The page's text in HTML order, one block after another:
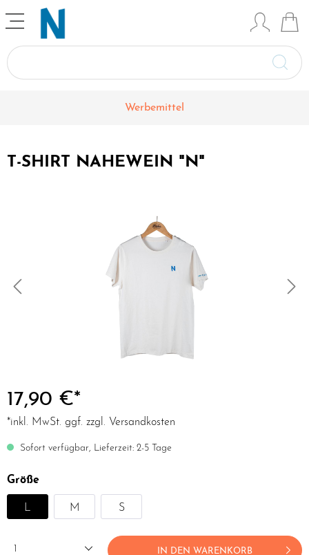
Werbemittel
T-SHIRT NAHEWEIN "N"
17,90 €*
*inkl. MwSt. ggf. zzgl. Versandkosten
Sofort verfügbar, Lieferzeit: 2-5 Tage
Größe
L M S
1 IN DEN WARENKORB